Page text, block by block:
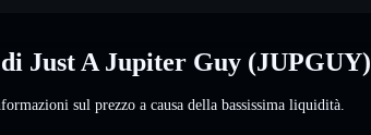
Just A Jupiter Guy (JUPGUY)
sul prezzo a causa della bassissima liquidità.